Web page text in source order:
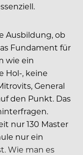
Ausbildung, ob
Fundament für
wie ein
Hol-, keine
General
den Punkt. Das
nur 130 Master
nur ein
Wie man es